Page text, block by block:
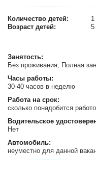
Количество детей:
1
Возраст детей:
Занятость:
Без проживания, Полная
Часы работы:
30-40 часов в неделю
Работа на срок:
сколько понадобится
Водительское
Нет
Автомобиль:
неуместно для данной